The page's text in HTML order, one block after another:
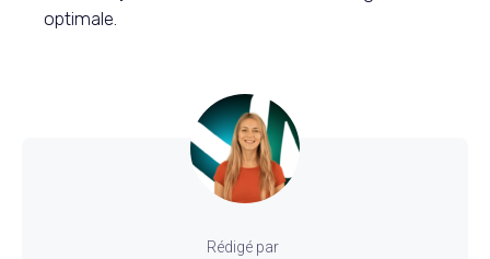
optimale.
Rédigé par